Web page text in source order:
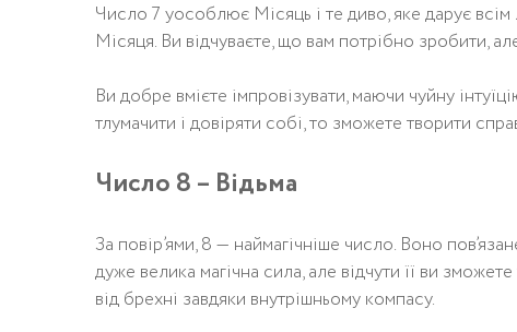
Число 7 уособлює Місяць і те диво, яке дарує
Місяця. Ви відчуваєте, що вам потрібно зробити,
Ви добре вмієте імпровізувати, маючи чуйну
тлумачити і довіряти собі, то зможете творити
Число 8 – Відьма
За повір’ями, 8 — наймагічніше число. Воно
дуже велика магічна сила, але відчути її ви
від брехні завдяки внутрішньому компасу.